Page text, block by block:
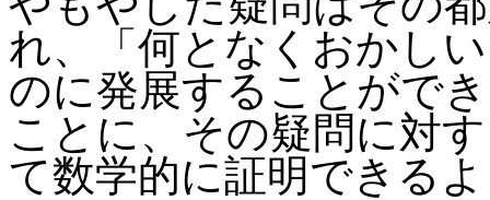
れ、「何となくおかし
のに発展することがで
ことに、その疑問に対
て数学的に証明できる